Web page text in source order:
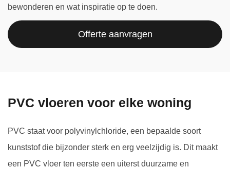
bewonderen en wat inspiratie op te doen.
Offerte aanvragen
PVC vloeren voor elke woning
PVC staat voor polyvinylchloride, een bepaalde soort
kunststof die bijzonder sterk en erg veelzijdig is. Dit maakt
een PVC vloer ten eerste een uiterst duurzame en